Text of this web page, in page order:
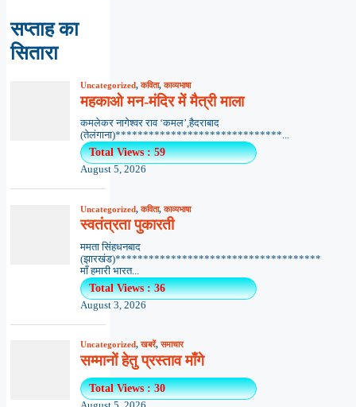
सप्ताह का
सितारा
Uncategorized,कविता,काव्यभाषा
महकाओ मन-मंदिर में मैत्री माला
कमलेकर नागेश्वर राव ‘कमल’,हैदराबाद
(तेलंगाना)******************************...
Total Views : 59
August 5, 2026
Uncategorized,कविता,काव्यभाषा
स्वतंत्रता पुकारती
ममता सिंहधनबाद
(झारखंड)*************************************
माँ हमारी भारत...
Total Views : 36
August 3, 2026
Uncategorized,खबरें,समाचार
सम्मानों हेतु प्रस्ताव माँगे
Total Views : 30